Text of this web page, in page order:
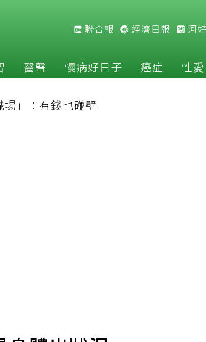
聯合報 經濟日報 河
醫聲 慢病好日子 癌症 性愛
」：有錢也碰壁